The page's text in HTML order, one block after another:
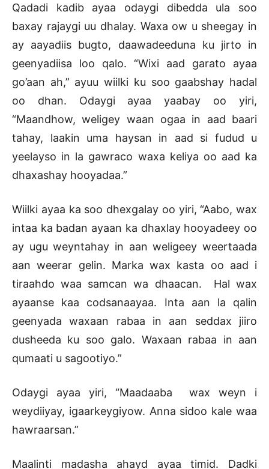
Qadadi kadib ayaa odaygi dibedda ula soo
baxay rajaygi uu dhalay. Waxa ow u sheegay in
ay aayadiis bugto, daawadeeduna ku jirto in
geenyadiisa loo qalo. “Wixi aad garato ayaa
go’aan ah,” ayuu wiilki ku soo gaabshay hadal
oo dhan. Odaygi ayaa yaabay oo yiri,
“Maandhow, weligey waan ogaa in aad baari
tahay, laakin uma haysan in aad si fudud u
yeelayso in la gawraco waxa keliya oo aad ka
dhaxashay hooyadaa.”
Wiilki ayaa ka soo dhexgalay oo yiri, “Aabo, wax
intaa ka badan ayaan ka dhaxlay hooyadeey oo
ay ugu weyntahay in aan weligeey weertaada
aan weerar gelin. Marka wax kasta oo aad i
tiraahdo waa samcan wa dhaacan. Hal wax
ayaanse kaa codsanaayaa. Inta aan la qalin
geenyada waxaan rabaa in aan seddax jiiro
dusheeda ku soo galo. Waxaan rabaa in aan
qumaati u sagootiyo.”
Odaygi ayaa yiri, “Maadaaba wax weyn i
weydiiyay, igaarkeygiyow. Anna sidoo kale waa
hawraarsan.”
Maalinti madasha ahayd ayaa timid. Dadki